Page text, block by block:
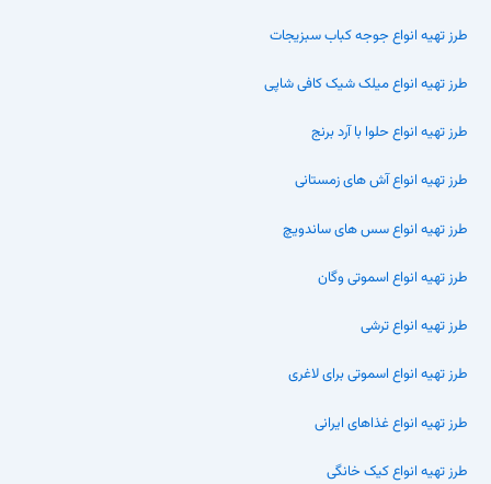
طرز تهیه انواع جوجه کباب سبزیجات
طرز تهیه انواع میلک شیک کافی شاپی
طرز تهیه انواع حلوا با آرد برنج
طرز تهیه انواع آش های زمستانی
طرز تهیه انواع سس های ساندویچ
طرز تهیه انواع اسموتی وگان
طرز تهیه انواع ترشی
طرز تهیه انواع اسموتی برای لاغری
طرز تهیه انواع غذاهای ایرانی
طرز تهیه انواع کیک خانگی